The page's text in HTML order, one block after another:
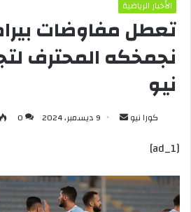
الأخبار الرياضية
تعطل مفاوضات
نجمخكه المحترف
نيو
كورا نيو
أرسل 9 ديسمبر، 2024 0
[ad_1]